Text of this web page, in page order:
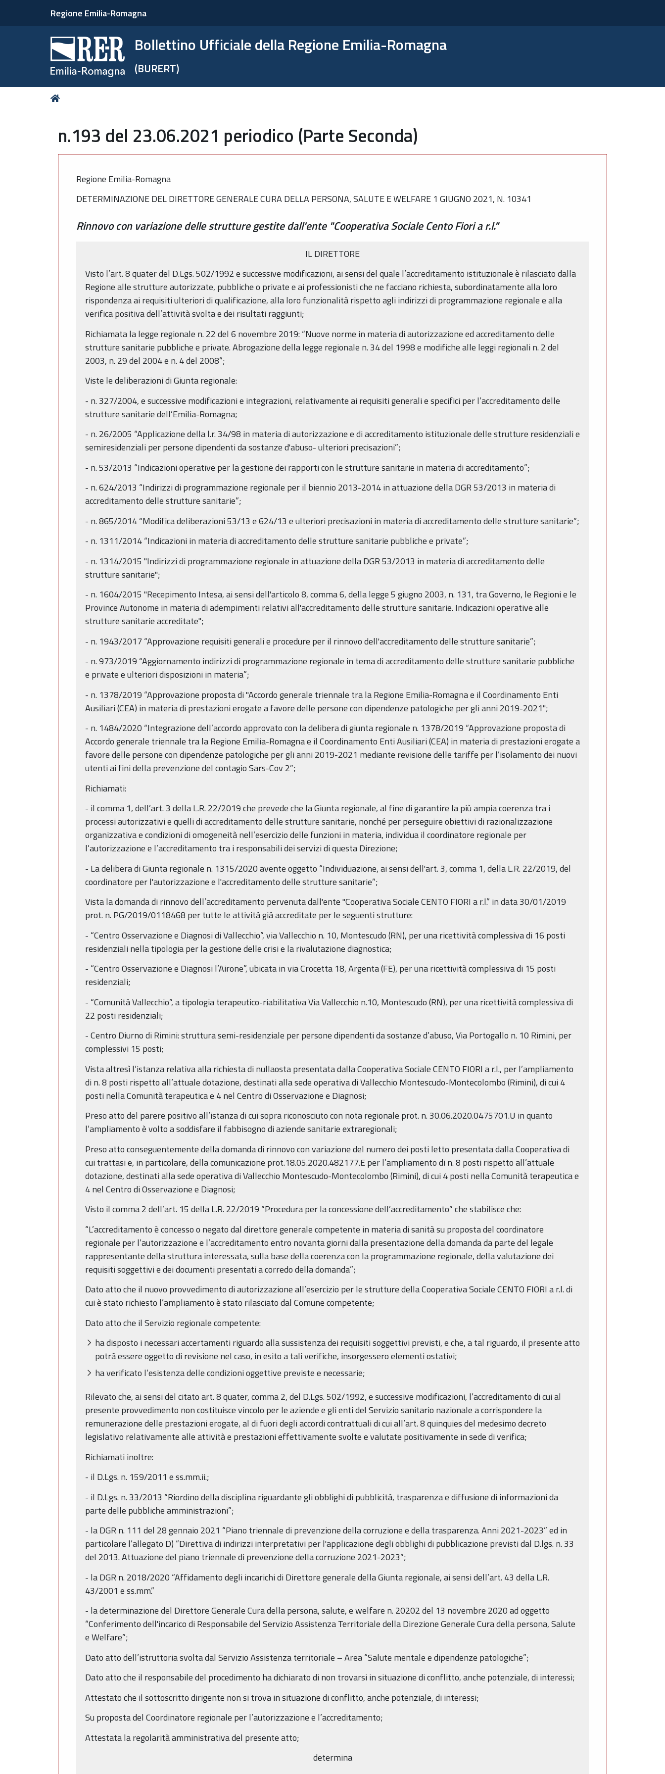
Regione Emilia-Romagna
Bollettino Ufficiale della Regione Emilia-Romagna
(BURERT)
Tu
n.193 del 23.06.2021 periodico (Parte Seconda)
Regione Emilia-Romagna
DETERMINAZIONE DEL DIRETTORE GENERALE CURA DELLA PERSONA, SALUTE E WELFARE 1 GIUGNO 2021, N. 10341
Rinnovo con variazione delle strutture gestite dall'ente "Cooperativa Sociale Cento Fiori a r.l."
IL DIRETTORE
Visto l’art. 8 quater del D.Lgs. 502/1992 e successive modificazioni, ai sensi del quale l’accreditamento istituzionale è rilasciato dalla
Regione alle strutture autorizzate, pubbliche o private e ai professionisti che ne facciano richiesta, subordinatamente alla loro
rispondenza ai requisiti ulteriori di qualificazione, alla loro funzionalità rispetto agli indirizzi di programmazione regionale e alla
verifica positiva dell’attività svolta e dei risultati raggiunti;
Richiamata la legge regionale n. 22 del 6 novembre 2019: “Nuove norme in materia di autorizzazione ed accreditamento delle
strutture sanitarie pubbliche e private. Abrogazione della legge regionale n. 34 del 1998 e modifiche alle leggi regionali n. 2 del
2003, n. 29 del 2004 e n. 4 del 2008”;
Viste le deliberazioni di Giunta regionale:
- n. 327/2004, e successive modificazioni e integrazioni, relativamente ai requisiti generali e specifici per l’accreditamento delle
strutture sanitarie dell’Emilia-Romagna;
- n. 26/2005 “Applicazione della l.r. 34/98 in materia di autorizzazione e di accreditamento istituzionale delle strutture residenziali e
semiresidenziali per persone dipendenti da sostanze d'abuso- ulteriori precisazioni”;
- n. 53/2013 “Indicazioni operative per la gestione dei rapporti con le strutture sanitarie in materia di accreditamento”;
- n. 624/2013 “Indirizzi di programmazione regionale per il biennio 2013-2014 in attuazione della DGR 53/2013 in materia di
accreditamento delle strutture sanitarie”;
- n. 865/2014 “Modifica deliberazioni 53/13 e 624/13 e ulteriori precisazioni in materia di accreditamento delle strutture sanitarie”;
- n. 1311/2014 “Indicazioni in materia di accreditamento delle strutture sanitarie pubbliche e private”;
- n. 1314/2015 "Indirizzi di programmazione regionale in attuazione della DGR 53/2013 in materia di accreditamento delle
strutture sanitarie";
- n. 1604/2015 "Recepimento Intesa, ai sensi dell'articolo 8, comma 6, della legge 5 giugno 2003, n. 131, tra Governo, le Regioni e le
Province Autonome in materia di adempimenti relativi all'accreditamento delle strutture sanitarie. Indicazioni operative alle
strutture sanitarie accreditate";
- n. 1943/2017 “Approvazione requisiti generali e procedure per il rinnovo dell'accreditamento delle strutture sanitarie”;
- n. 973/2019 “Aggiornamento indirizzi di programmazione regionale in tema di accreditamento delle strutture sanitarie pubbliche
e private e ulteriori disposizioni in materia”;
- n. 1378/2019 “Approvazione proposta di "Accordo generale triennale tra la Regione Emilia-Romagna e il Coordinamento Enti
Ausiliari (CEA) in materia di prestazioni erogate a favore delle persone con dipendenze patologiche per gli anni 2019-2021";
- n. 1484/2020 “Integrazione dell’accordo approvato con la delibera di giunta regionale n. 1378/2019 “Approvazione proposta di
Accordo generale triennale tra la Regione Emilia-Romagna e il Coordinamento Enti Ausiliari (CEA) in materia di prestazioni erogate a
favore delle persone con dipendenze patologiche per gli anni 2019-2021 mediante revisione delle tariffe per l’isolamento dei nuovi
utenti ai fini della prevenzione del contagio Sars-Cov 2”;
Richiamati:
- il comma 1, dell’art. 3 della L.R. 22/2019 che prevede che la Giunta regionale, al fine di garantire la più ampia coerenza tra i
processi autorizzativi e quelli di accreditamento delle strutture sanitarie, nonché per perseguire obiettivi di razionalizzazione
organizzativa e condizioni di omogeneità nell’esercizio delle funzioni in materia, individua il coordinatore regionale per
l’autorizzazione e l’accreditamento tra i responsabili dei servizi di questa Direzione;
- La delibera di Giunta regionale n. 1315/2020 avente oggetto “Individuazione, ai sensi dell'art. 3, comma 1, della L.R. 22/2019, del
coordinatore per l'autorizzazione e l'accreditamento delle strutture sanitarie”;
Vista la domanda di rinnovo dell’accreditamento pervenuta dall'ente "Cooperativa Sociale CENTO FIORI a r.l.” in data 30/01/2019
prot. n. PG/2019/0118468 per tutte le attività già accreditate per le seguenti strutture:
- “Centro Osservazione e Diagnosi di Vallecchio”, via Vallecchio n. 10, Montescudo (RN), per una ricettività complessiva di 16 posti
residenziali nella tipologia per la gestione delle crisi e la rivalutazione diagnostica;
- “Centro Osservazione e Diagnosi l’Airone”, ubicata in via Crocetta 18, Argenta (FE), per una ricettività complessiva di 15 posti
residenziali;
- “Comunità Vallecchio”, a tipologia terapeutico-riabilitativa Via Vallecchio n.10, Montescudo (RN), per una ricettività complessiva di
22 posti residenziali;
- Centro Diurno di Rimini: struttura semi-residenziale per persone dipendenti da sostanze d’abuso, Via Portogallo n. 10 Rimini, per
complessivi 15 posti;
Vista altresì l’istanza relativa alla richiesta di nullaosta presentata dalla Cooperativa Sociale CENTO FIORI a r.l., per l’ampliamento
di n. 8 posti rispetto all’attuale dotazione, destinati alla sede operativa di Vallecchio Montescudo-Montecolombo (Rimini), di cui 4
posti nella Comunità terapeutica e 4 nel Centro di Osservazione e Diagnosi;
Preso atto del parere positivo all’istanza di cui sopra riconosciuto con nota regionale prot. n. 30.06.2020.0475701.U in quanto
l’ampliamento è volto a soddisfare il fabbisogno di aziende sanitarie extraregionali;
Preso atto conseguentemente della domanda di rinnovo con variazione del numero dei posti letto presentata dalla Cooperativa di
cui trattasi e, in particolare, della comunicazione prot.18.05.2020.482177.E per l’ampliamento di n. 8 posti rispetto all’attuale
dotazione, destinati alla sede operativa di Vallecchio Montescudo-Montecolombo (Rimini), di cui 4 posti nella Comunità terapeutica e
4 nel Centro di Osservazione e Diagnosi;
Visto il comma 2 dell’art. 15 della L.R. 22/2019 “Procedura per la concessione dell’accreditamento” che stabilisce che:
“L’accreditamento è concesso o negato dal direttore generale competente in materia di sanità su proposta del coordinatore
regionale per l’autorizzazione e l’accreditamento entro novanta giorni dalla presentazione della domanda da parte del legale
rappresentante della struttura interessata, sulla base della coerenza con la programmazione regionale, della valutazione dei
requisiti soggettivi e dei documenti presentati a corredo della domanda”;
Dato atto che il nuovo provvedimento di autorizzazione all’esercizio per le strutture della Cooperativa Sociale CENTO FIORI a r.l. di
cui è stato richiesto l’ampliamento è stato rilasciato dal Comune competente;
Dato atto che il Servizio regionale competente:
ha disposto i necessari accertamenti riguardo alla sussistenza dei requisiti soggettivi previsti, e che, a tal riguardo, il presente atto
potrà essere oggetto di revisione nel caso, in esito a tali verifiche, insorgessero elementi ostativi;
ha verificato l’esistenza delle condizioni oggettive previste e necessarie;
Rilevato che, ai sensi del citato art. 8 quater, comma 2, del D.Lgs. 502/1992, e successive modificazioni, l’accreditamento di cui al
presente provvedimento non costituisce vincolo per le aziende e gli enti del Servizio sanitario nazionale a corrispondere la
remunerazione delle prestazioni erogate, al di fuori degli accordi contrattuali di cui all’art. 8 quinquies del medesimo decreto
legislativo relativamente alle attività e prestazioni effettivamente svolte e valutate positivamente in sede di verifica;
Richiamati inoltre:
- il D.Lgs. n. 159/2011 e ss.mm.ii.;
- il D.Lgs. n. 33/2013 “Riordino della disciplina riguardante gli obblighi di pubblicità, trasparenza e diffusione di informazioni da
parte delle pubbliche amministrazioni”;
- la DGR n. 111 del 28 gennaio 2021 “Piano triennale di prevenzione della corruzione e della trasparenza. Anni 2021-2023” ed in
particolare l’allegato D) “Direttiva di indirizzi interpretativi per l'applicazione degli obblighi di pubblicazione previsti dal D.lgs. n. 33
del 2013. Attuazione del piano triennale di prevenzione della corruzione 2021-2023”;
- la DGR n. 2018/2020 “Affidamento degli incarichi di Direttore generale della Giunta regionale, ai sensi dell’art. 43 della L.R.
43/2001 e ss.mm.”
- la determinazione del Direttore Generale Cura della persona, salute, e welfare n. 20202 del 13 novembre 2020 ad oggetto
“Conferimento dell'incarico di Responsabile del Servizio Assistenza Territoriale della Direzione Generale Cura della persona, Salute
e Welfare”;
Dato atto dell’istruttoria svolta dal Servizio Assistenza territoriale – Area “Salute mentale e dipendenze patologiche”;
Dato atto che il responsabile del procedimento ha dichiarato di non trovarsi in situazione di conflitto, anche potenziale, di interessi;
Attestato che il sottoscritto dirigente non si trova in situazione di conflitto, anche potenziale, di interessi;
Su proposta del Coordinatore regionale per l’autorizzazione e l’accreditamento;
Attestata la regolarità amministrativa del presente atto;
determina